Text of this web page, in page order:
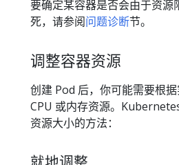
要确定某容器是否会由于资源
死，请参阅问题诊断节。
调整容器资源
创建 Pod 后，你可能需要根
CPU 或内存资源。
资源大小的方法：